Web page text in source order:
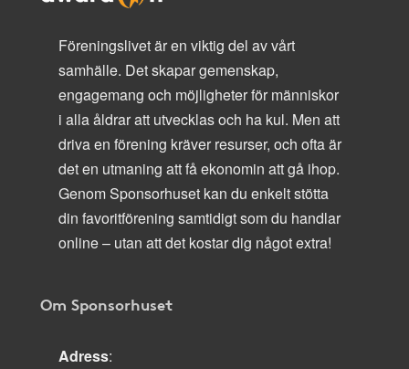
Föreningslivet är en viktig del av vårt
samhälle. Det skapar gemenskap,
engagemang och möjligheter för människor
i alla åldrar att utvecklas och ha kul. Men att
driva en förening kräver resurser, och ofta är
det en utmaning att få ekonomin att gå ihop.
Genom Sponsorhuset kan du enkelt stötta
din favoritförening samtidigt som du handlar
online – utan att det kostar dig något extra!
Om Sponsorhuset
Adress: